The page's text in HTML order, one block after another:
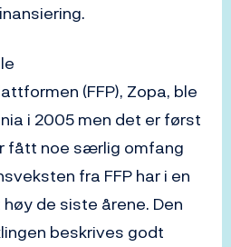
(FFP), Zopa, ble
i 2005 men det er først
fått noe særlig omfang
fra FFP har i en
de siste årene. Den
beskrives godt